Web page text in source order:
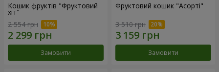
Кошик фруктів "Фруктовий
хiт"
2 554 грн
Замовити
Фруктовий кошик "Асорті"
3 510 грн
Замовити